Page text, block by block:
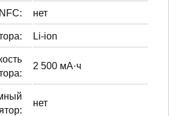
NFC: нет
Li-ion
2 500 мА·ч
нет